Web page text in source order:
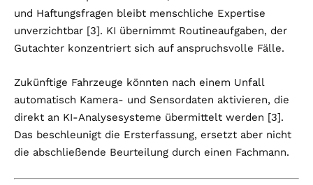
und Haftungsfragen bleibt menschliche Expertise
unverzichtbar [3]. KI übernimmt Routineaufgaben, der
Gutachter konzentriert sich auf anspruchsvolle Fälle.
Zukünftige Fahrzeuge könnten nach einem Unfall
automatisch Kamera- und Sensordaten aktivieren, die
direkt an KI-Analysesysteme übermittelt werden [3].
Das beschleunigt die Ersterfassung, ersetzt aber nicht
die abschließende Beurteilung durch einen Fachmann.